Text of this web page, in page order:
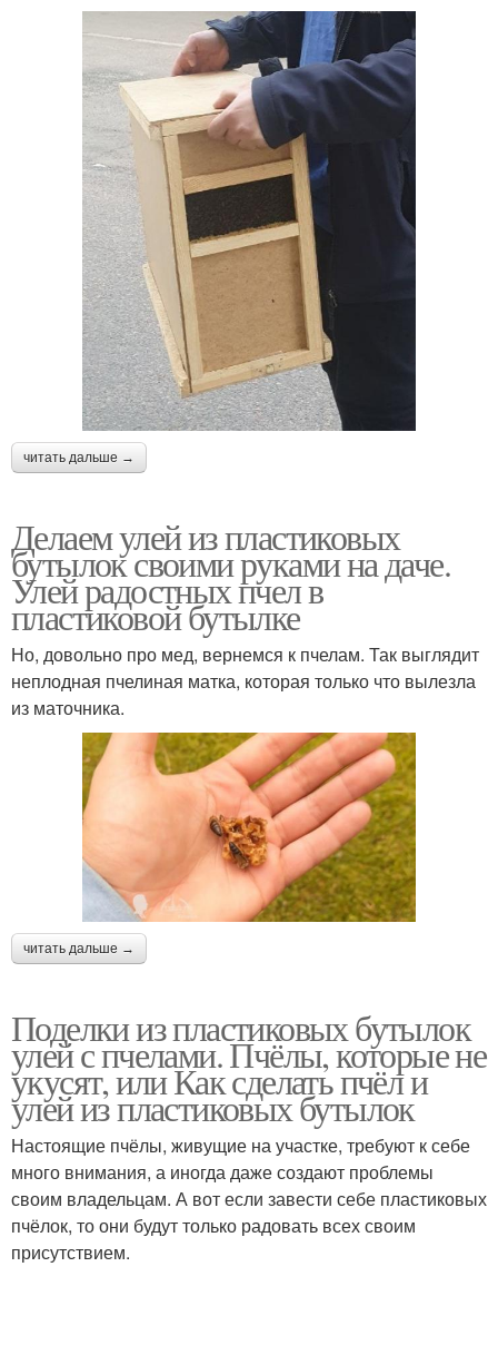
читать дальше →
Делаем улей из пластиковых
бутылок своими руками на даче.
Улей радостных пчел в
пластиковой бутылке
Но, довольно про мед, вернемся к пчелам. Так выглядит
неплодная пчелиная матка, которая только что вылезла
из маточника.
читать дальше →
Поделки из пластиковых бутылок
улей с пчелами. Пчёлы, которые не
укусят, или Как сделать пчёл и
улей из пластиковых бутылок
Настоящие пчёлы, живущие на участке, требуют к себе
много внимания, а иногда даже создают проблемы
своим владельцам. А вот если завести себе пластиковых
пчёлок, то они будут только радовать всех своим
присутствием.